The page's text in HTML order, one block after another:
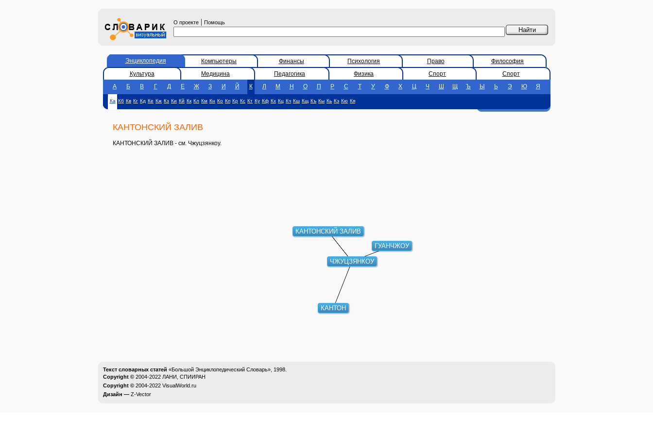
О проекте | Помощь
Энциклопедия Компьютеры Финансы Психология Право
Философия
Культура
Медицина Педагогика Физика Спорт
Спорт
А
Б В Г Д Е Ж З И Й К Л М Н О П Р С Т У Ф Х Ц Ч Ш Щ Ъ Ы Ь Э Ю Я
Ка Кб Кв Кг Кд Ке Кж Кз Ки Кй Кк Кл Км Кн Ко Кп Кр Кс Кт Ку Кф Кх Кц Кч Кш Кщ Къ Кы Кь Кэ Кю Кя
КАНТОНСКИЙ ЗАЛИВ
КАНТОНСКИЙ ЗАЛИВ - см. Чжуцзянкоу.
КАНТОНСКИЙ ЗАЛИВ
ЧЖУЦЗЯНКОУ
ГУАНЧЖОУ
КАНТОН
Текст словарных статей «Большой Энциклопедический Словарь», 1998.
Copyright © 2004-2022 ЛАНИ, СПИИРАН
Copyright © 2004-2022 VisualWorld.ru
Дизайн — Z-Vector